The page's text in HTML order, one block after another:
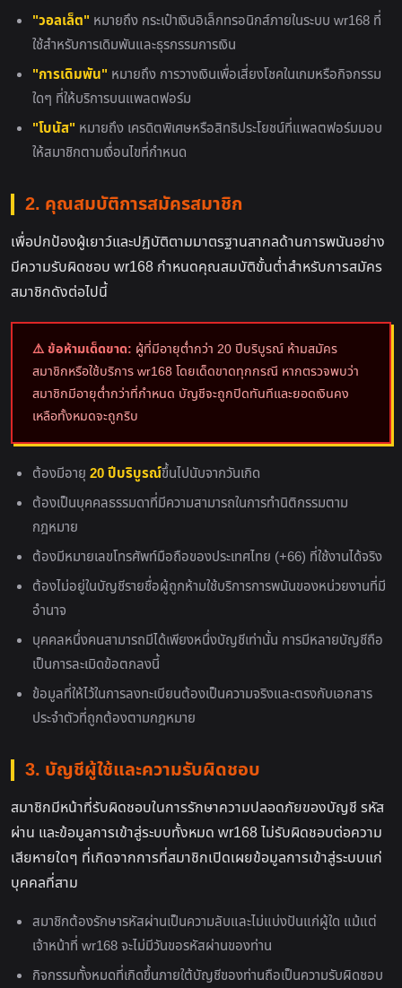
"วอลเล็ต" หมายถึง กระเป๋าเงินอิเล็กทรอนิกส์ภายในระบบ wr168 ที่
ใช้สำหรับการเดิมพันและธุรกรรมการเงิน
"การเดิมพัน" หมายถึง การวางเงินเพื่อเสี่ยงโชคในเกมหรือกิจกรรม
ใดๆ ที่ให้บริการบนแพลตฟอร์ม
"โบนัส" หมายถึง เครดิตพิเศษหรือสิทธิประโยชน์ที่แพลตฟอร์มมอบ
ให้สมาชิกตามเงื่อนไขที่กำหนด
2. คุณสมบัติการสมัครสมาชิก
เพื่อปกป้องผู้เยาว์และปฏิบัติตามมาตรฐานสากลด้านการพนันอย่าง
มีความรับผิดชอบ wr168 กำหนดคุณสมบัติขั้นต่ำสำหรับการสมัคร
สมาชิกดังต่อไปนี้
⚠️ ข้อห้ามเด็ดขาด: ผู้ที่มีอายุต่ำกว่า 20 ปีบริบูรณ์ ห้ามสมัคร
สมาชิกหรือใช้บริการ wr168 โดยเด็ดขาดทุกกรณี หากตรวจพบว่า
สมาชิกมีอายุต่ำกว่าที่กำหนด บัญชีจะถูกปิดทันทีและยอดเงินคง
เหลือทั้งหมดจะถูกริบ
ต้องมีอายุ 20 ปีบริบูรณ์ขึ้นไปนับจากวันเกิด
ต้องเป็นบุคคลธรรมดาที่มีความสามารถในการทำนิติกรรมตาม
กฎหมาย
ต้องมีหมายเลขโทรศัพท์มือถือของประเทศไทย (+66) ที่ใช้งานได้จริง
ต้องไม่อยู่ในบัญชีรายชื่อผู้ถูกห้ามใช้บริการการพนันของหน่วยงานที่มี
อำนาจ
บุคคลหนึ่งคนสามารถมีได้เพียงหนึ่งบัญชีเท่านั้น การมีหลายบัญชีถือ
เป็นการละเมิดข้อตกลงนี้
ข้อมูลที่ให้ไว้ในการลงทะเบียนต้องเป็นความจริงและตรงกับเอกสาร
ประจำตัวที่ถูกต้องตามกฎหมาย
3. บัญชีผู้ใช้และความรับผิดชอบ
สมาชิกมีหน้าที่รับผิดชอบในการรักษาความปลอดภัยของบัญชี รหัส
ผ่าน และข้อมูลการเข้าสู่ระบบทั้งหมด wr168 ไม่รับผิดชอบต่อความ
เสียหายใดๆ ที่เกิดจากการที่สมาชิกเปิดเผยข้อมูลการเข้าสู่ระบบแก่
บุคคลที่สาม
สมาชิกต้องรักษารหัสผ่านเป็นความลับและไม่แบ่งปันแก่ผู้ใด แม้แต่
เจ้าหน้าที่ wr168 จะไม่มีวันขอรหัสผ่านของท่าน
กิจกรรมทั้งหมดที่เกิดขึ้นภายใต้บัญชีของท่านถือเป็นความรับผิดชอบ